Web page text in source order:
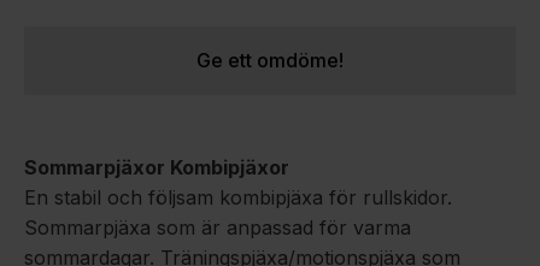
Ge ett omdöme!
Sommarpjäxor Kombipjäxor
En stabil och följsam kombipjäxa för rullskidor.
Sommarpjäxa som är anpassad för varma
sommardagar. Träningspjäxa/motionspjäxa som